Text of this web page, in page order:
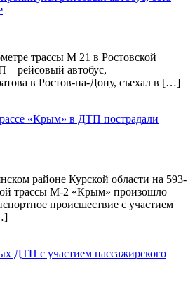
трассы М 21 в Ростовской
– рейсовый автобус,
в Ростов-на-Дону, съехал в […]
«Крым» в ДТП пострадали
районе Курской области на 593-
трассы М-2 «Крым» произошло
происшествие с участием
ДТП с участием пассажирского